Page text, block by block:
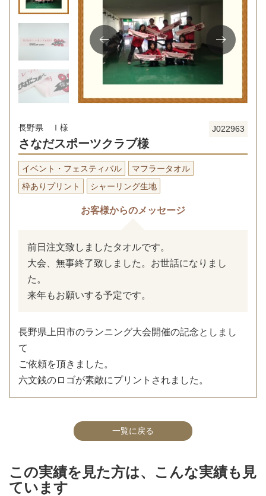
J022963
長野県 Ｉ様
さなだスポーツクラブ様
イベント・フェスティバル
マフラータオル
枠ありプリント
シャーリング生地
お客様からのメッセージ
前日注文致しましたタオルです。
大会、無事終了致しました。お世話になりまし
た。
来年もお願いする予定です。
長野県上田市のランニング大会開催の記念としまし
て
ご依頼を頂きました。
六文銭のロゴが素敵にプリントされました。
一覧に戻る
この実績を見た方は、こんな実績も見
ています